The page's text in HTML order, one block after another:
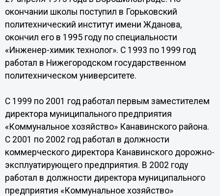
окончании школы поступил в Горьковский
политехнический институт имени Жданова,
окончил его в 1995 году по специальности
«Инженер-химик технолог». С 1993 по 1999 год
работал в Нижегородском государственном
политехническом университете.
С 1999 по 2001 год работал первым заместителем
директора муниципального предприятия
«Коммунальное хозяйство» Канавинского района.
С 2001 по 2002 год работал в должности
коммерческого директора Канавинского дорожно-
эксплуатирующего предприятия. В 2002 году
работал в должности директора муниципального
предприятия «Коммунальное хозяйство»